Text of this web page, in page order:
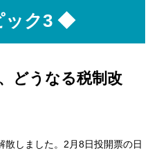
ック3 ◆
どうなる税制改
散しました。2月8日投開票の日